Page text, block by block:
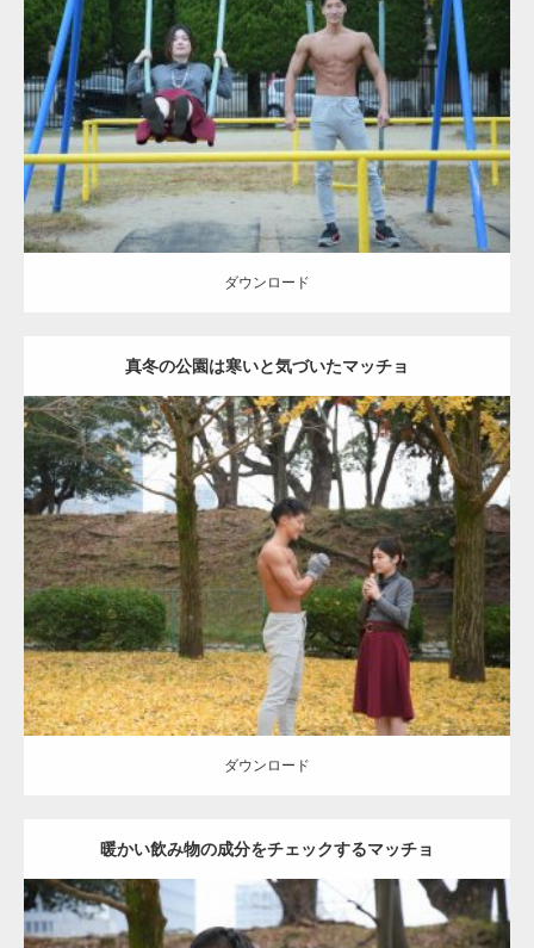
Update: 2021.07.6
Category:公園のマッチョ その他 AKIHITO(細マッチョ) 腹筋 大胸筋
ダウンロード
ダウンロード
真冬の公園は寒いと気づいたマッチョ
Update: 2021.07.8
Category:公園のマッチョ その他 AKIHITO(細マッチョ) 上腕三頭筋
肩
ダウンロード
ダウンロード
暖かい飲み物の成分をチェックするマッチョ